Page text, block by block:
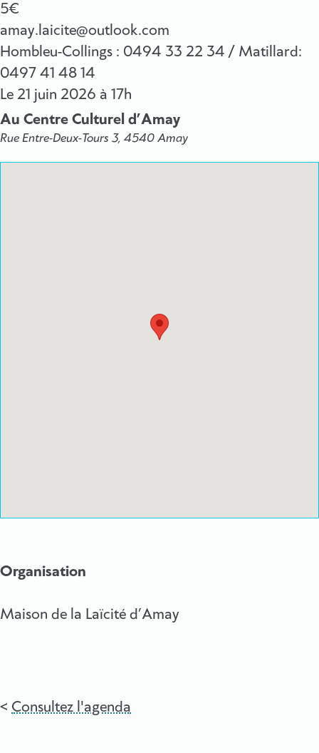
5€
amay.laicite@outlook.com
Hombleu-Collings : 0494 33 22 34 / Matillard:
0497 41 48 14
Le 21 juin 2026 à 17h
Au Centre Culturel d’Amay
Rue Entre-Deux-Tours 3, 4540 Amay
Organisation
Maison de la Laïcité d’Amay
Consultez l'agenda